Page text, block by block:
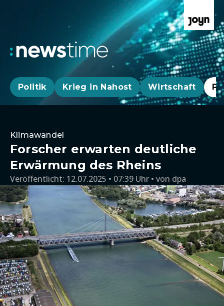
Politik Krieg in Nahost Wirtschaft
Klimawandel
Forscher erwarten deutliche
Erwärmung des Rheins
Veröffentlicht: 12.07.2025 • 07:39 Uhr von dpa